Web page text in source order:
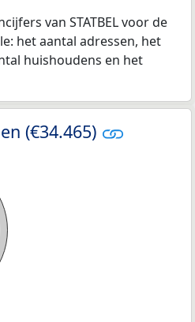
van STATBEL voor de
het aantal adressen, het
huishoudens en het
(€34.465)